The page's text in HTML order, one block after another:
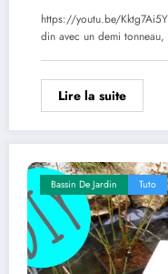
https://youtu.be/
din avec un demi
Lire la suite
Bassin De Jardin Tuto